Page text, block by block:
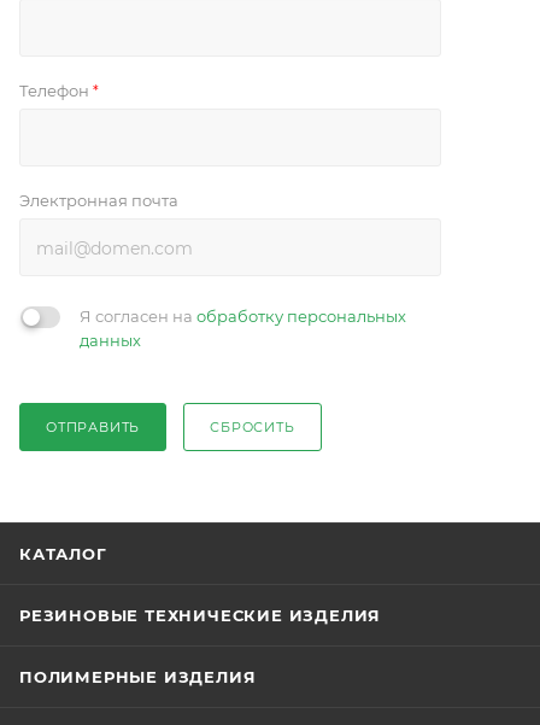
Телефон *
Электронная почта
Я согласен на обработку персональных
данных
ОТПРАВИТЬ СБРОСИТЬ
КАТАЛОГ
РЕЗИНОВЫЕ ТЕХНИЧЕСКИЕ ИЗДЕЛИЯ
ПОЛИМЕРНЫЕ ИЗДЕЛИЯ